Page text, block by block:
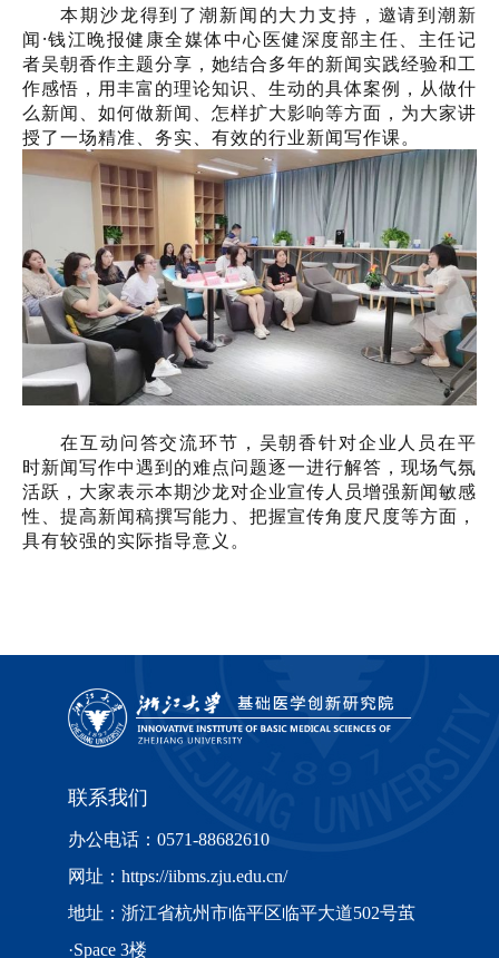
本期沙龙得到了潮新闻的大力支持，邀请到潮新
闻·钱江晚报健康全媒体中心医健深度部主任、主任记
者吴朝香作主题分享，她结合多年的新闻实践经验和工
作感悟，用丰富的理论知识、生动的具体案例，从做什
么新闻、如何做新闻、怎样扩大影响等方面，为大家讲
授了一场精准、务实、有效的行业新闻写作课。
在互动问答交流环节，吴朝香针对企业人员在平
时新闻写作中遇到的难点问题逐一进行解答，现场气氛
活跃，大家表示本期沙龙对企业宣传人员增强新闻敏感
性、提高新闻稿撰写能力、把握宣传角度尺度等方面，
具有较强的实际指导意义。
联系我们
办公电话：0571-88682610
网址：https://iibms.zju.edu.cn/
地址：浙江省杭州市临平区临平大道502号茧
·Space 3楼